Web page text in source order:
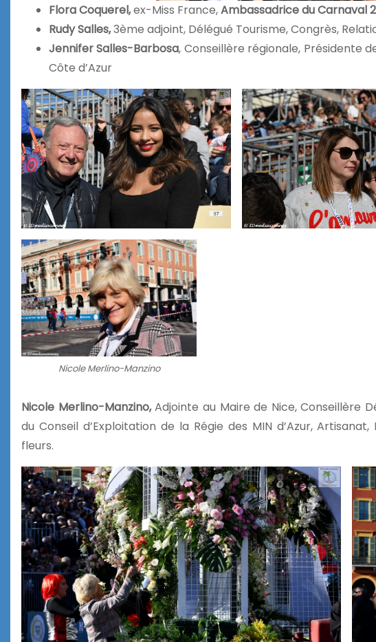
Flora Coquerel,ex-Miss France,Ambassadrice du Carnaval
Rudy Salles,3ème adjoint, Délégué Tourisme, Congrès,
Jennifer Salles-Barbosa, Conseillère régionale, Présidente
Côte d’Azur
Nicole Merlino-Manzino
Nicole Merlino-Manzino,Adjointe au Maire de Nice, Conseillère
du Conseil d’Exploitation de la Régie des MIN d’Azur,
fleurs.